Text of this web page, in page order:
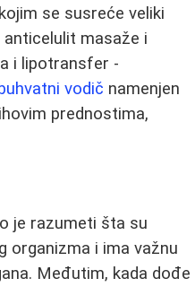
se susreće veliki
masaže i
i lipotransfer -
vodič namenjen
prednostima,
je razumeti šta su
organizma i ima važnu
Međutim, kada dođe